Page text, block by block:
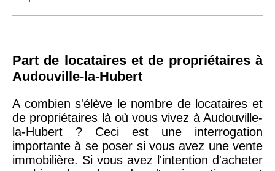
Part de locataires et de propriétaires à
Audouville-la-Hubert
A combien s'élève le nombre de locataires et
de propriétaires là où vous vivez à Audouville-
la-Hubert ? Ceci est une interrogation
importante à se poser si vous avez une vente
immobilière. Si vous avez l'intention d'acheter